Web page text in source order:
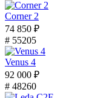
Corner 2
74 850 ₽
# 55205
Venus 4
92 000 ₽
# 48260